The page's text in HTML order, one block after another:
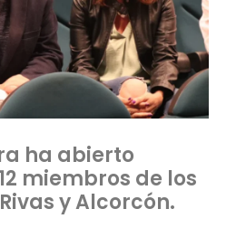
ha abierto
miembros de los
y Alcorcón.